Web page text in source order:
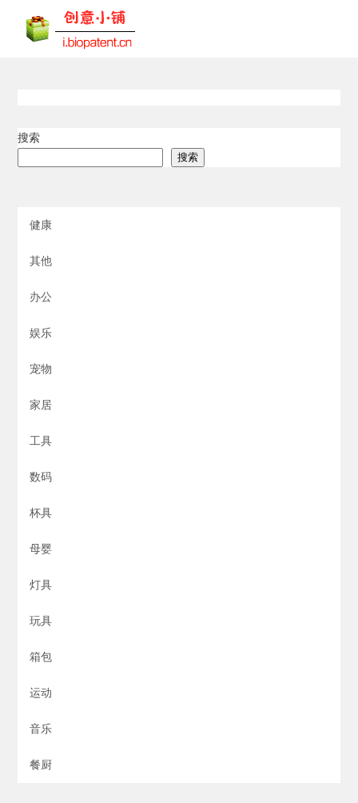
搜索
搜索
健康
其他
办公
娱乐
宠物
家居
工具
数码
杯具
母婴
灯具
玩具
箱包
运动
音乐
餐厨